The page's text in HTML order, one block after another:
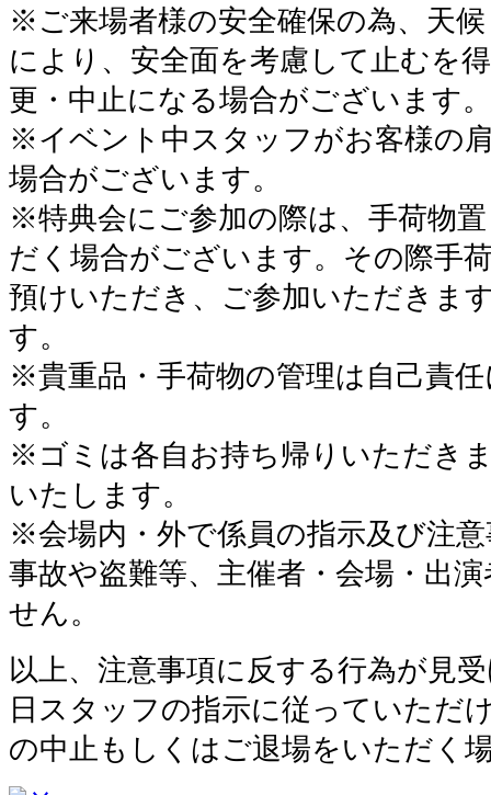
※ご来場者様の安全確保の為、天
により、安全面を考慮して止むを
更・中止になる場合がございます。
※イベント中スタッフがお客様の
場合がございます。
※特典会にご参加の際は、手荷物
だく場合がございます。その際手
預けいただき、ご参加いただきま
す。
※貴重品・手荷物の管理は自己責
す。
※ゴミは各自お持ち帰りいただき
いたします。
※会場内・外で係員の指示及び注
事故や盗難等、主催者・会場・出
せん。
以上、注意事項に反する行為が見
日スタッフの指示に従っていただ
の中止もしくはご退場をいただく